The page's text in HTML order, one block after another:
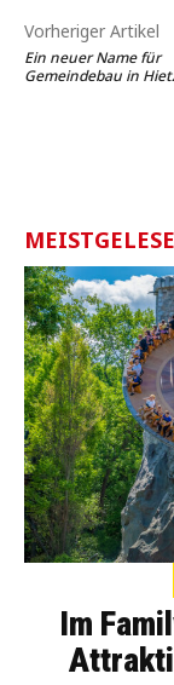
Vorheriger Artikel
Ein neuer Name für
Gemeindebau in
Im